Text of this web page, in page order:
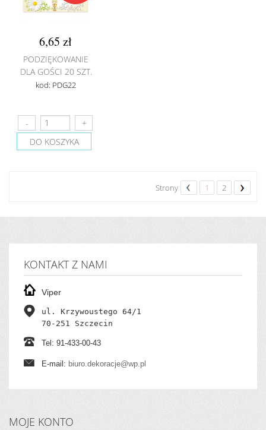
6,65 zł
PODZIĘKOWANIE
DLA GOŚCI 20 SZT.
kod: PDG22
DO KOSZYKA
Strony 1 2
KONTAKT Z NAMI
Viper
ul. Krzywoustego 64/1
70-251 Szczecin
Tel: 91-433-00-43
E-mail: biuro.dekoracje@wp.pl
MOJE KONTO